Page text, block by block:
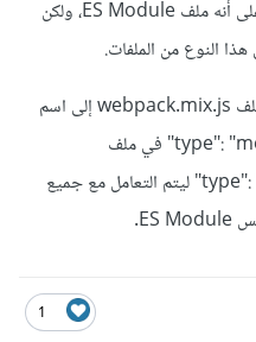
webpack.mix.js يتم التعامل معه على أنه ملف ES Module، ولكن
لحل هذا المشكلة، يمكنك تغيير اسم الملف webpack.mix.js إلى اسم
ينتهي بـ .cjs، أو يمكنك تغيير "type": "module" في ملف
package.json إلى "type": "commonjs" ليتم التعامل مع جميع
1